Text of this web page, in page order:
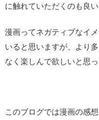
に触れていただくのも良い
漫画ってネガティブなイ
いると思いますが、より
なく楽しんで欲しいと思っ
このブログでは漫画の感